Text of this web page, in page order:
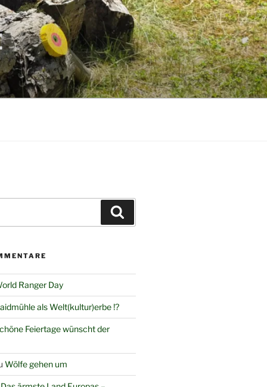
Ranger Day
als Welt(kultur)erbe !?
Feiertage wünscht der
Wölfe gehen um